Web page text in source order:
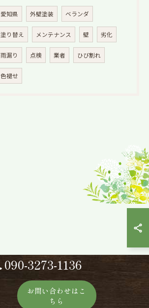
愛知県 外壁塗装 ベランダ
塗り替え メンテナンス 壁 劣化
雨漏り 点検 業者 ひび割れ
色褪せ
090-3273-1136
お問い合わせはこ
ちら